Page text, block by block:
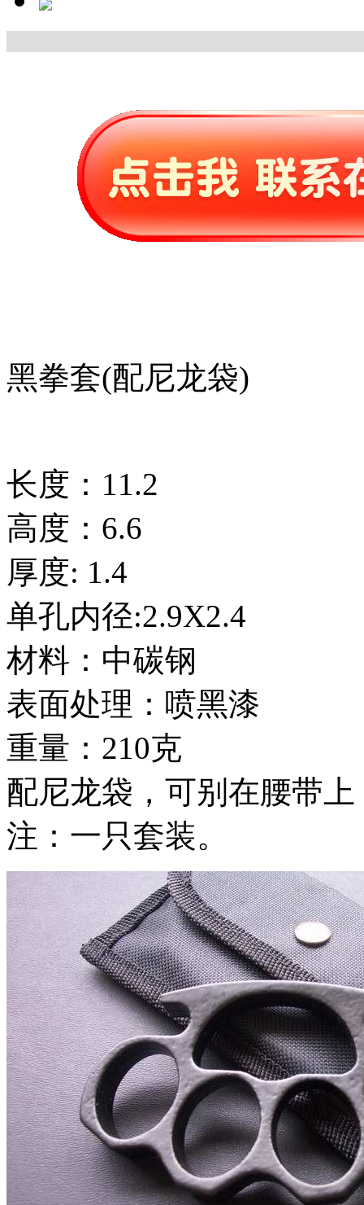
黑拳套(配尼龙袋)
长度：11.2
高度：6.6
厚度: 1.4
单孔内径:2.9X2.4
材料：中碳钢
表面处理：喷黑漆
重量：210克
配尼龙袋，可别在腰带上
注：一只套装。